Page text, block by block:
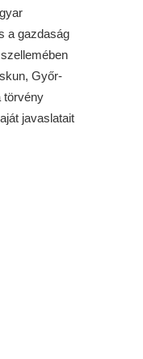
a gazdaság
Győr-
törvény
javaslatait